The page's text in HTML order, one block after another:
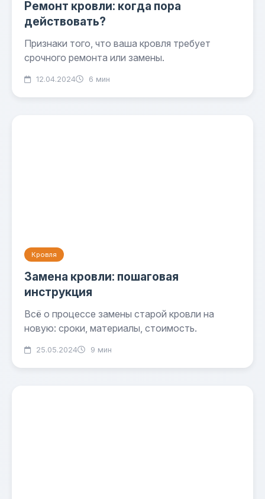
Ремонт кровли: когда пора
действовать?
Признаки того, что ваша кровля требует
срочного ремонта или замены.
12.04.2024 6 мин
Кровля
Замена кровли: пошаговая
инструкция
Всё о процессе замены старой кровли на
новую: сроки, материалы, стоимость.
25.05.2024 9 мин